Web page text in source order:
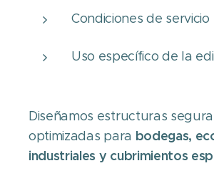
Condiciones de servicio
Uso específico de la
Diseñamos estructuras
optimizadas para bodegas,
industriales y cubrimientos